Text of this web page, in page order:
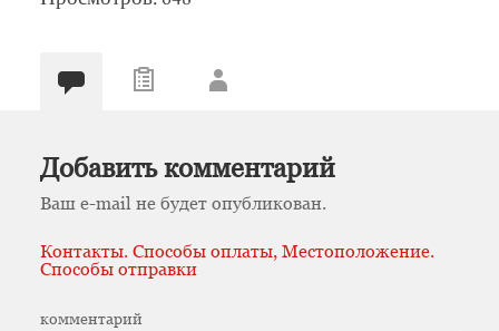
Добавить комментарий
Ваш e-mail не будет опубликован.
Контакты. Способы оплаты, Местоположение.
Способы отправки
комментарий